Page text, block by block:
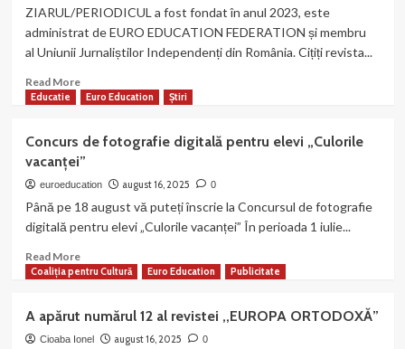
Cerem
admiterea
licee
media
ZIARUL/PERIODICUL a fost fondat în anul 2023, este
administrat de EURO EDUCATION FEDERATION și membru
al Uniunii Jurnaliștilor Independenți din România. Cițiți revista...
Read MoreRead
more
apărut
2
al
revistei
NAȚIONAL
Educatie Euro Education Știri
Concurs de fotografie digitală pentru elevi „Culorile
vacanței”
euroeducation august 16, 2025 0
Până pe 18 august vă puteți înscrie la Concursul de fotografie
digitală pentru elevi „Culorile vacanței” În perioada 1 iulie...
Read MoreRead
more
de
fotografie
Coaliția pentru Cultură Euro Education Publicitate
A apărut numărul 12 al revistei ,,EUROPA ORTODOXĂ”
Cioaba Ionel august 16, 2025 0